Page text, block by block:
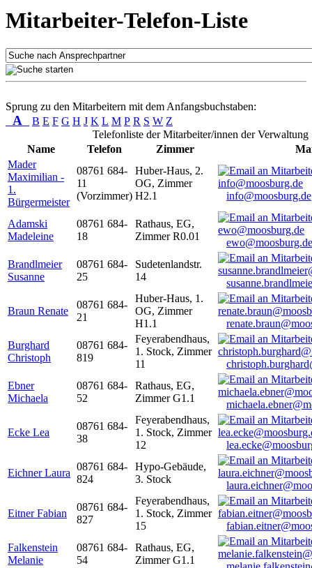
Mitarbeiter-Telefon-Liste
Sprung zu den Mitarbeitern mit dem Anfangsbuchstaben:
A B E F G H J K L M P R S W Z
Telefonliste der Mitarbeiter/innen der Verwaltung
Name
Telefon Zimmer
Mader
Maximilian -
1.
Bürgermeister
08761 684-
11
(Vorzimmer)
Huber-Haus, 2.
OG, Zimmer
H2.1
info@moosburg.de
Adamski
Madeleine
08761 684-
18
Rathaus, EG,
Zimmer R0.01
ewo@moosburg.de
Brandlmeier
Susanne
08761 684-
25
Sudetenlandstr.
14
Braun Renate
08761 684-
21
Huber-Haus, 1.
OG, Zimmer
H1.1
Burghard
Christoph
08761 684-
819
Feyerabendhaus,
1. Stock, Zimmer
11
Ebner
Michaela
08761 684-
52
Rathaus, EG,
Zimmer G1.1
Ecke Lea
08761 684-
38
Feyerabendhaus,
1. Stock, Zimmer
12
Eichner Laura
08761 684-
824
Hypo-Gebäude,
3. Stock
Eitner Fabian
08761 684-
827
Feyerabendhaus,
1. Stock, Zimmer
15
Falkenstein
Melanie
08761 684-
54
Rathaus, EG,
Zimmer G1.1